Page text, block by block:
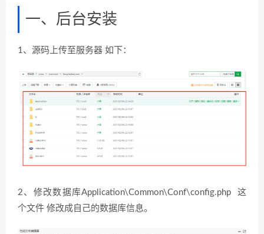
一、后台安装
1、源码上传至服务器 如下：
2、修改数据库Application\Common\Conf\config.php 这
个文件 修改成自己的数据库信息。